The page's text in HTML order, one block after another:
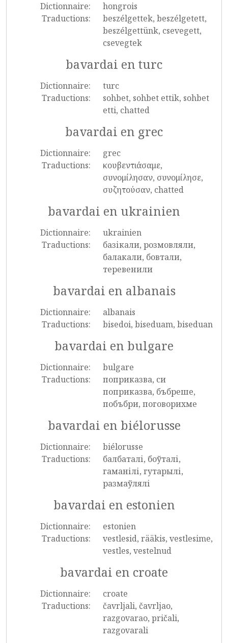
Dictionnaire:
hongrois
Traductions:
beszélgettek, beszélgetett,
beszélgettünk, csevegett,
csevegtek
bavardai en turc
Dictionnaire:
turc
Traductions:
sohbet, sohbet ettik, sohbet
etti, chatted
bavardai en grec
Dictionnaire:
grec
Traductions:
κουβεντιάσαμε,
συνομίλησαν, συνομίλησε,
συζητούσαν, chatted
bavardai en ukrainien
Dictionnaire:
ukrainien
Traductions:
базікали, розмовляли,
балакали, бовтали,
теревенили
bavardai en albanais
Dictionnaire:
albanais
Traductions:
bisedoi, biseduam, biseduan
bavardai en bulgare
Dictionnaire:
bulgare
Traductions:
поприказва, си
поприказва, бъбреше,
побъбри, поговорихме
bavardai en biélorusse
Dictionnaire:
biélorusse
Traductions:
балбаталі, боўталі,
гаманілі, гутарылі,
размаўлялі
bavardai en estonien
Dictionnaire:
estonien
Traductions:
vestlesid, rääkis, vestlesime,
vestles, vestelnud
bavardai en croate
Dictionnaire:
croate
Traductions:
čavrljali, čavrljao,
razgovarao, pričali,
razgovarali